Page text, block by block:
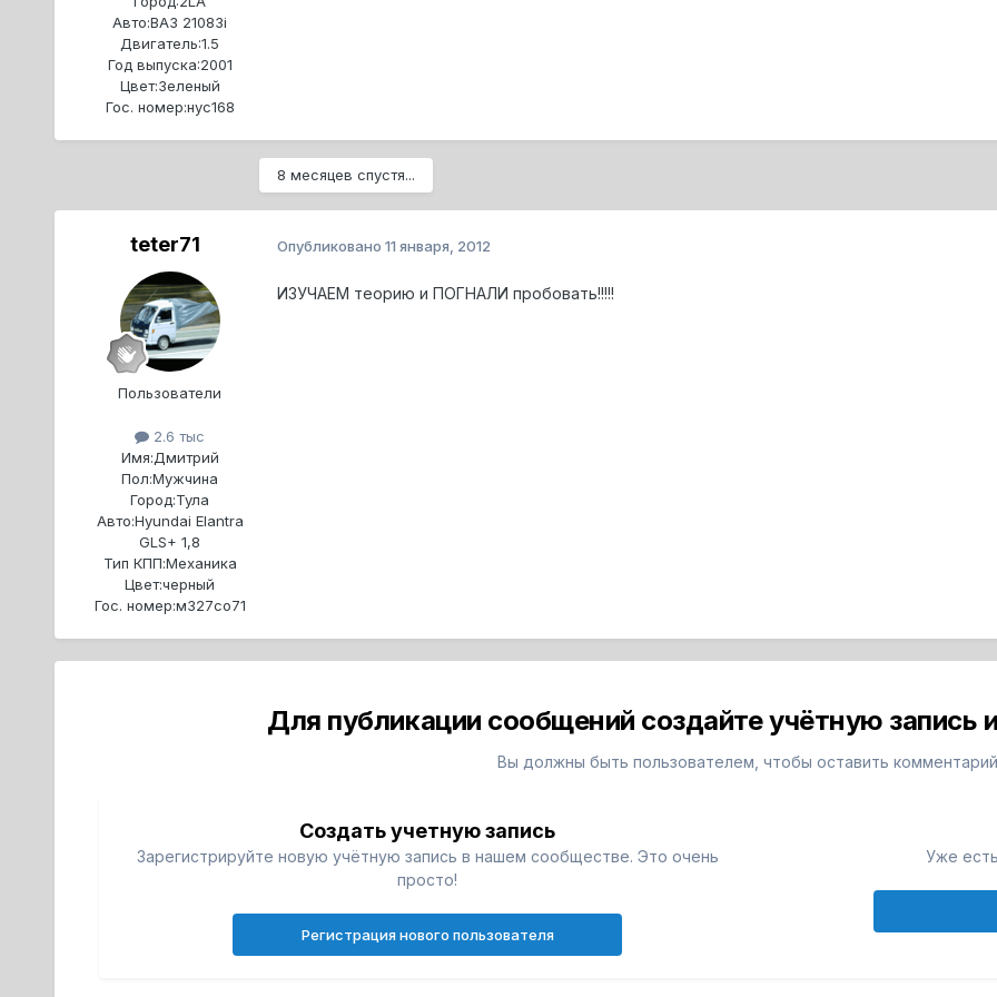
Авто:ВАЗ 21083i
Двигатель:1.5
Год выпуска:2001
Цвет:Зеленый
Гос. номер:нус168
8 месяцев спустя...
teter71
Пользователи
2.6 тыс
Имя:Дмитрий
Пол:Мужчина
Город:Тула
Авто:Hyundai Elantra
GLS+ 1,8
Тип КПП:Механика
Цвет:черный
Гос. номер:м327со71
Опубликовано 11 января, 2012
ИЗУЧАЕМ теорию и ПОГНАЛИ пробовать!!!!!
Для публикации сообщений создайте учётную запись
Вы должны быть пользователем, чтобы оставить комментарий
Создать учетную запись
Зарегистрируйте новую учётную запись в нашем сообществе. Это очень
просто!
Регистрация нового пользователя
Уже